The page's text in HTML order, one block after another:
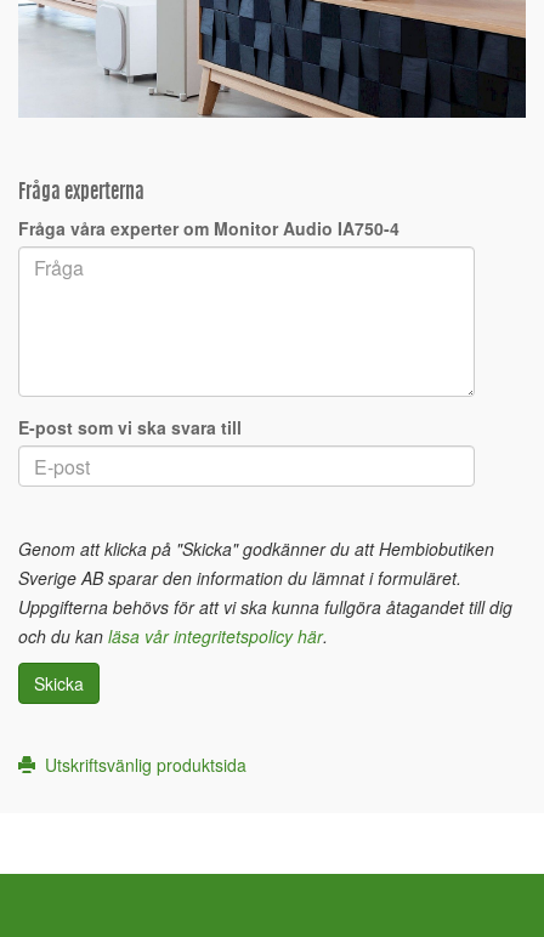
Fråga experterna
Fråga våra experter om Monitor Audio IA750-4
E-post som vi ska svara till
Genom att klicka på "Skicka" godkänner du att Hembiobutiken
Sverige AB sparar den information du lämnat i formuläret.
Uppgifterna behövs för att vi ska kunna fullgöra åtagandet till dig
och du kan läsa vår integritetspolicy här.
Skicka
Utskriftsvänlig produktsida